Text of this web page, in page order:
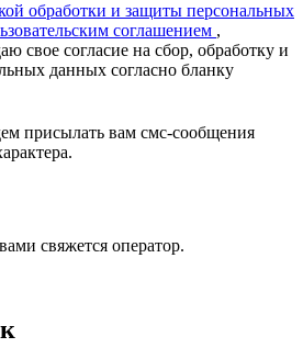
обработки и защиты персональных
соглашением ,
свое согласие на сбор, обработку и
данных согласно бланку
присылать вам смс-сообщения
свяжется оператор.